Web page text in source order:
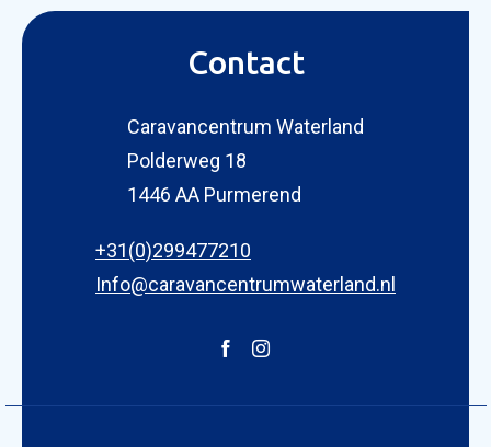
Contact
Caravancentrum Waterland
Polderweg 18
1446 AA Purmerend
+31(0)299477210
Info@caravancentrumwaterland.nl